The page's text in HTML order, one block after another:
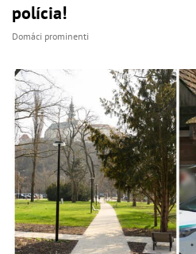
polícia!
Domáci prominenti